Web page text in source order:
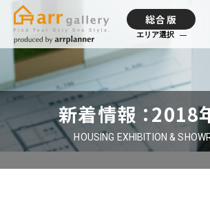
総合版
エリア選択
新着情報 ：2018
HOUSING EXHIBITION &